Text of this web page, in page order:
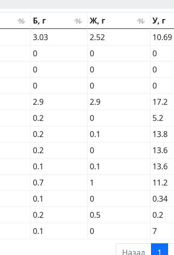
Б, г Ж, г
У, г
3.03 2.52
10.69
0 0
0
0 0
0
0 0
0
2.9 2.9
17.2
0.2 0
5.2
0.2 0.1
13.8
0.2 0
13.6
0.1 0.1
13.6
0.7 1
11.2
0.1 0
0.34
0.2 0.5
0.2
0.1 0 7
Назад 1